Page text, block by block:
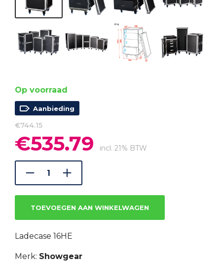
Op voorraad
Aanbieding
€744.15
Oorspronkelijke
prijs
was:
€744.15.
€535.79 prijs
incl. 21% BTW
TOEVOEGEN AAN WINKELWAGEN
Ladecase 16HE
Merk: Showgear